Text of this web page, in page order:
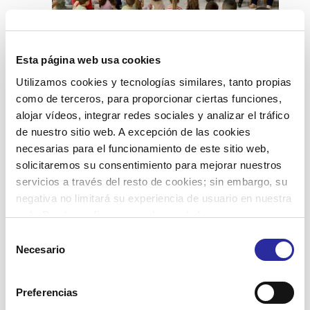
Esta página web usa cookies
Utilizamos cookies y tecnologías similares, tanto propias
como de terceros, para proporcionar ciertas funciones,
alojar vídeos, integrar redes sociales y analizar el tráfico
de nuestro sitio web. A excepción de las cookies
necesarias para el funcionamiento de este sitio web,
solicitaremos su consentimiento para mejorar nuestros
servicios a través del resto de cookies; sin embargo, su
negativa no limitará su experiencia de usuario en nuestra
web. Puede configurar o rechazar de forma
más información, puede consultar nuestra
Política de
Necesario
Preferencias
El Centro de Día de la Pobla de Mafumet y
la Escuela Mare de Déu del Lledó celebran
el Día Mundial de las Personas Mayores
Leer más